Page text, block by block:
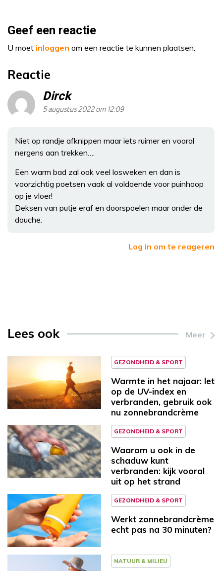
Geef een reactie
U moet inloggen om een reactie te kunnen plaatsen.
Reactie
Dirck
5 augustus 2022 om 12:09
Niet op randje afknippen maar iets ruimer en vooral
nergens aan trekken….
Een warm bad zal ook veel losweken en dan is
voorzichtig poetsen vaak al voldoende voor puinhoop
op je vloer!
Deksen van putje eraf en doorspoelen maar onder de
douche.
Log in om te reageren
Lees ook Meer
GEZONDHEID & SPORT
Warmte in het najaar: let
op de UV-index en
verbranden, gebruik ook
nu zonnebrandcrème
GEZONDHEID & SPORT
Waarom u ook in de
schaduw kunt
verbranden: kijk vooral
uit op het strand
GEZONDHEID & SPORT
Werkt zonnebrandcrème
echt pas na 30 minuten?
NATUUR & MILIEU